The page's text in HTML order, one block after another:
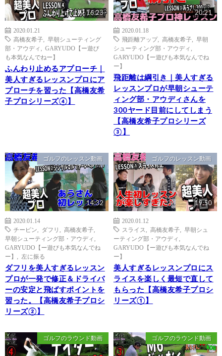
16:23
2020.01.21
高橋友希子
早朝シューティング
部・アウディ
GARYUDO【ー遊び
も本気なんでねー】
ふんわり止めるアプローチ｜
美人すぎるレッスンプロにア
プローチを習った【高橋友希
子プロシリーズ④】
20:21
2020.01.18
飛距離アップ, 高橋友希子
早朝
シューティング部・アウディ
GARYUDO【ー遊びも本気なんでね
ー】
飛距離は綱引き｜美人すぎる
レッスンプロが早朝シューテ
ィング部・アウディさんを
300ヤード目前にしてしまう
【高橋友希子プロシリーズ
③】
ゴルフのレッスン動画
14:32
2020.01.14
チーピン
ダフリ 高橋友希子
早朝シューティング部・アウディ
GARYUDO【ー遊びも本気なんでね
ー】
左に振る
ダフリを美人すぎるレッスン
プロが一発で修正＆ドライバ
ーの安定と飛ばすポイントを
習った。【高橋友希子プロシ
リーズ②】
ゴルフのレッスン動画
19:50
2020.01.12
スライス
高橋友希子
早朝シュ
ーティング部・アウディ
GARYUDO【ー遊びも本気なんでね
ー】
美人すぎるレッスンプロにス
ライスを楽しく最短で直して
もらった【高橋友希子プロシ
リーズ①】
ゴルフのラウンド動画 ゴルフのラウンド動画